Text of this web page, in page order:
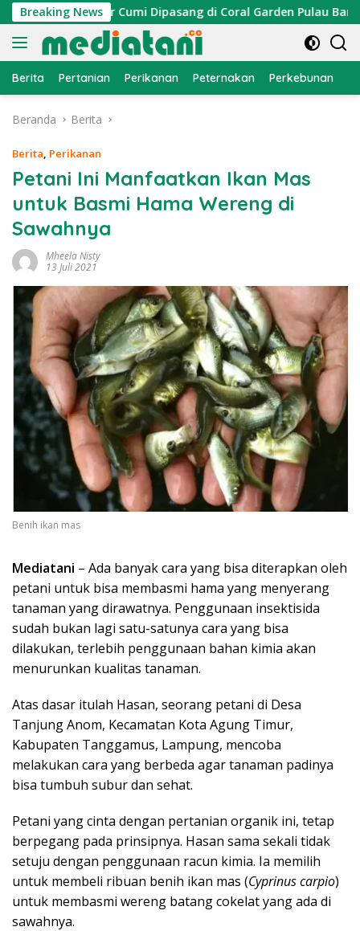
Langsung
ke
konten
Breaking News
Atraktor Cumi Dipasang di Coral Garden Pulau Barrang
Berita Pertanian Perikanan Peternakan Perkebunan
Beranda Berita
Berita, Perikanan
Petani Ini Manfaatkan Ikan Mas
untuk Basmi Hama Wereng di
Sawahnya
Mheela Nisty
13 Juli 2021
Benih ikan mas
Mediatani – Ada banyak cara yang bisa diterapkan oleh
petani untuk bisa membasmi hama yang menyerang
tanaman yang dirawatnya. Penggunaan insektisida
sudah bukan lagi satu-satunya cara yang bisa
dilakukan, terlebih penggunaan bahan kimia akan
menurunkan kualitas tanaman.
Atas dasar itulah Hasan, seorang petani di Desa
Tanjung Anom, Kecamatan Kota Agung Timur,
Kabupaten Tanggamus, Lampung, mencoba
melakukan cara yang berbeda agar tanaman padinya
bisa tumbuh subur dan sehat.
Petani yang cinta dengan pertanian organik ini, tetap
berpegang pada prinsipnya. Hasan sama sekali tidak
setuju dengan penggunaan racun kimia. Ia memilih
untuk membeli ribuan benih ikan mas (Cyprinus carpio)
untuk membasmi wereng batang cokelat yang ada di
sawahnya.